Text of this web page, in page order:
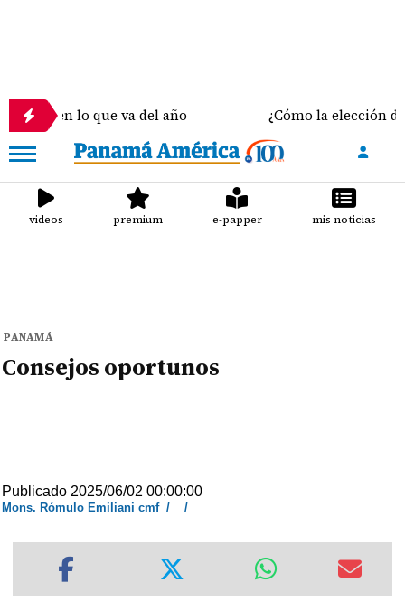
en lo que va del año ¿Cómo la elección del
videos premium e-papper mis noticias
PANAMÁ
Consejos oportunos
Publicado 2025/06/02 00:00:00
Mons. Rómulo Emiliani cmf/ /